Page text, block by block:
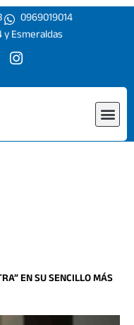
0969019014
y Esmeraldas
I
s
r
EN SU SENCILLO MÁS